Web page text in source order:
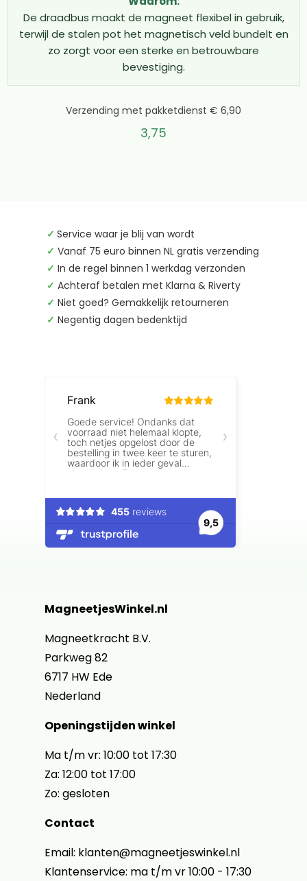
zware klussen, bij MagneetjesWinkel.nl vind je altijd de
juiste oplossing. Onze magneten met draadeinde zijn
gemaakt van de beste materialen en bieden jarenlange
betrouwbare prestaties. Wacht niet langer en ontdek
zelf de veelzijdigheid van een potmagneet met
schroefdraad. Bestel vandaag nog jouw magneet met
draadeinde en ervaar de kracht van professionele
magnetische bevestigingen!
De draadbus maakt de magneet flexibel in gebruik,
terwijl de stalen pot het magnetisch veld bundelt en
zo zorgt voor een sterke en betrouwbare
bevestiging.
Verzending met pakketdienst € 6,90
3,75
✓ Service waar je blij van wordt
✓ Vanaf 75 euro binnen NL gratis verzending
✓ In de regel binnen 1 werkdag verzonden
✓ Achteraf betalen met Klarna & Riverty
✓ Niet goed? Gemakkelijk retourneren
✓ Negentig dagen bedenktijd
MagneetjesWinkel.nl
Magneetkracht B.V.
Parkweg 82
6717 HW Ede
Nederland
Openingstijden winkel
Ma t/m vr: 10:00 tot 17:30
Za: 12:00 tot 17:00
Zo: gesloten
Contact
Email: klanten@magneetjeswinkel.nl
Klantenservice: ma t/m vr 10:00 - 17:30